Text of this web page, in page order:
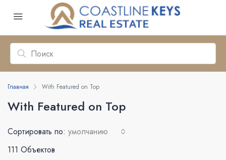
Главная With Featured on Top
With Featured on Top
111 Объектов
Сортировать по: умолчанию